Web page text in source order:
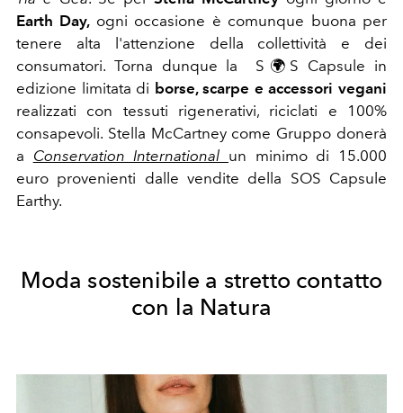
Earth Day, ogni occasione è comunque buona per
tenere alta l'attenzione della collettività e dei
consumatori. Torna dunque la S 🌍 S Capsule in
edizione limitata di borse, scarpe e accessori vegani
realizzati con tessuti rigenerativi, riciclati e 100%
consapevoli. Stella McCartney come Gruppo donerà
a Conservation International un minimo di 15.000
euro provenienti dalle vendite della SOS Capsule
Earthy.
Moda sostenibile a stretto contatto
con la Natura